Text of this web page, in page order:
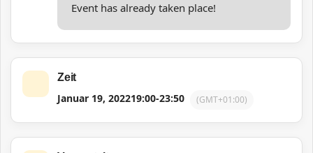
Event has already taken place!
Zeit
Januar 19, 202219:00-23:50 (GMT+01:00)